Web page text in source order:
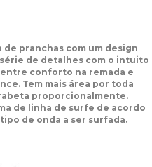
de pranchas com um design
de detalhes com o intuito
conforto na remada e
Tem mais área por toda
proporcionalmente.
de linha de surfe de acordo
de onda a ser surfada.